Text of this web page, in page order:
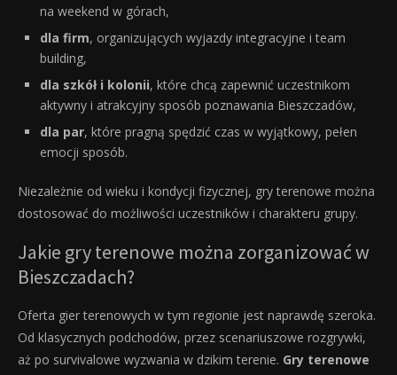
na weekend w górach,
dla firm, organizujących wyjazdy integracyjne i team
building,
dla szkół i kolonii, które chcą zapewnić uczestnikom
aktywny i atrakcyjny sposób poznawania Bieszczadów,
dla par, które pragną spędzić czas w wyjątkowy, pełen
emocji sposób.
Niezależnie od wieku i kondycji fizycznej, gry terenowe można
dostosować do możliwości uczestników i charakteru grupy.
Jakie gry terenowe można zorganizować w
Bieszczadach?
Oferta gier terenowych w tym regionie jest naprawdę szeroka.
Od klasycznych podchodów, przez scenariuszowe rozgrywki,
aż po survivalowe wyzwania w dzikim terenie. Gry terenowe